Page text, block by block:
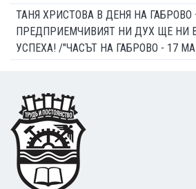
ТАНЯ ХРИСТОВА В ДЕНЯ НА ГАБРОВО
ПРЕДПРИЕМЧИВИЯТ НИ ДУХ ЩЕ НИ
УСПЕХА! /"ЧАСЪТ НА ГАБРОВО - 17
Footer